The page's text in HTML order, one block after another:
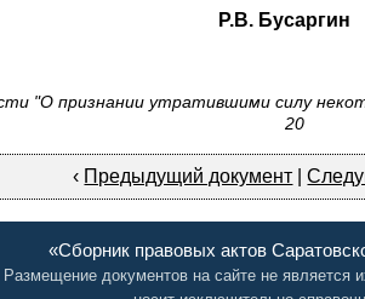
Бусаргин
"О признании утратившими силу
20
‹ Предыдущий документ |
«Сборник правовых актов
Размещение документов на сайте не является